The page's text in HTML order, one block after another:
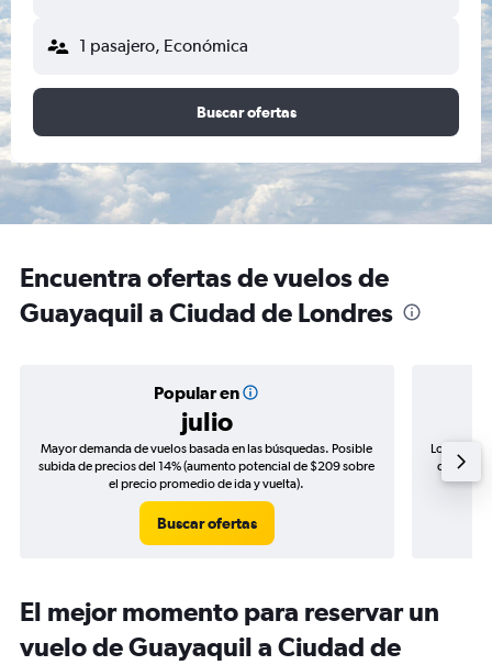
1 pasajero, Económica
Buscar ofertas
Encuentra ofertas de vuelos de
Guayaquil a Ciudad de Londres
Popular en
julio
Mayor demanda de vuelos basada en las búsquedas. Posible
subida de precios del 14% (aumento potencial de $209 sobre
el precio promedio de ida y vuelta).
Buscar ofertas
Los
de
El mejor momento para reservar un
vuelo de Guayaquil a Ciudad de